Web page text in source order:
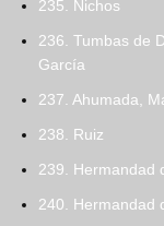
235. Nichos
236. Tumbas de
García
237. Ahumada,
238. Ruiz
239. Hermandad
240. Hermandad